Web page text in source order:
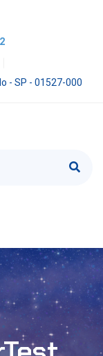
- SP - 01527-000